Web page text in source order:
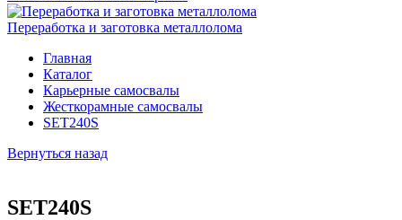
Переработка и заготовка металлолома
Главная
Каталог
Карьерные самосвалы
Жесткорамные самосвалы
SET240S
Вернуться назад
SET240S